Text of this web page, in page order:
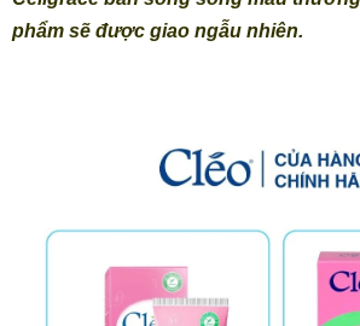
phẩm sẽ được giao ngẫu nhiên.